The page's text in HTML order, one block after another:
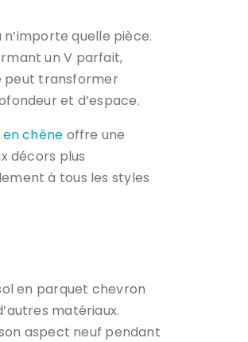
quelle pièce.
un V parfait,
peut transformer
et d’espace.
chêne offre une
décors plus
à tous les styles
en parquet chevron
matériaux.
aspect neuf pendant